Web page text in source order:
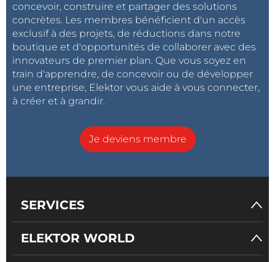
concevoir, construire et partager des solutions
concrètes. Les membres bénéficient d'un accès
exclusif à des projets, de réductions dans notre
boutique et d'opportunités de collaborer avec des
innovateurs de premier plan. Que vous soyez en
train d'apprendre, de concevoir ou de développer
une entreprise, Elektor vous aide à vous connecter,
à créer et à grandir.
Je deviens membre
SERVICES
ELEKTOR WORLD